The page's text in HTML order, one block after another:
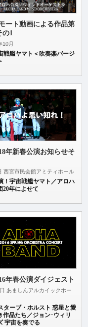
の1
10月
西宮市民会館アミティホール
20年によせて
年春公演ダイジェスト
あましんアルカイックホー
作品たち／ジョン･ウィリ
宇宙を奏でる